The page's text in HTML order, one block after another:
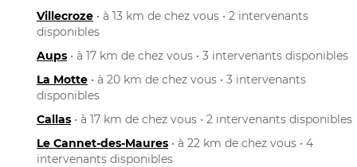
Villecroze • à 13 km de chez vous • 2 intervenants
disponibles
Aups • à 17 km de chez vous • 3 intervenants disponibles
La Motte • à 20 km de chez vous • 3 intervenants
disponibles
Callas • à 17 km de chez vous • 2 intervenants disponibles
Le Cannet-des-Maures • à 22 km de chez vous • 4
intervenants disponibles